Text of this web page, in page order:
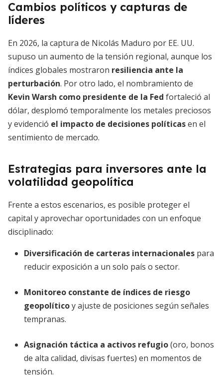
Cambios políticos y capturas de
líderes
En 2026, la captura de Nicolás Maduro por EE. UU.
supuso un aumento de la tensión regional, aunque los
índices globales mostraron resiliencia ante la
perturbación. Por otro lado, el nombramiento de
Kevin Warsh como presidente de la Fed fortaleció al
dólar, desplomó temporalmente los metales preciosos
y evidenció el impacto de decisiones políticasen el
sentimiento de mercado.
Estrategias para inversores ante la
volatilidad geopolítica
Frente a estos escenarios, es posible proteger el
capital y aprovechar oportunidades con un enfoque
disciplinado:
Diversificación de carteras internacionales para
reducir exposición a un solo país o sector.
Monitoreo constante de índices de riesgo
geopolíticoy ajuste de posiciones según señales
tempranas.
Asignación táctica a activos refugio(oro, bonos
de alta calidad, divisas fuertes) en momentos de
tensión.